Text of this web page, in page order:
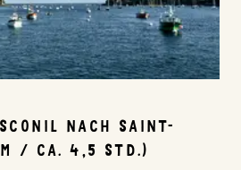
NACH SAINT-
/ CA. 4,5 STD.)